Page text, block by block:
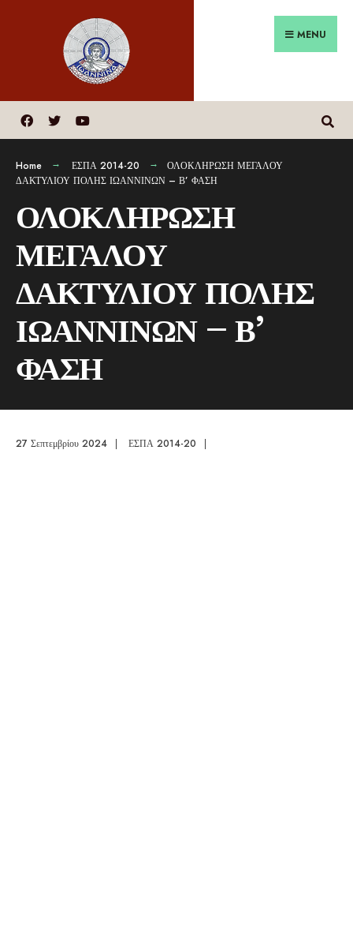
MENU
Home ΕΣΠΑ 2014-20
ΟΛΟΚΛΗΡΩΣΗ ΜΕΓΑΛΟΥ
ΔΑΚΤΥΛΙΟΥ ΠΟΛΗΣ ΙΩΑΝΝΙΝΩΝ – Β’ ΦΑΣΗ
ΟΛΟΚΛΗΡΩΣΗ
ΜΕΓΑΛΟΥ
ΔΑΚΤΥΛΙΟΥ ΠΟΛΗΣ
ΙΩΑΝΝΙΝΩΝ – Β’
ΦΑΣΗ
27 Σεπτεμβρίου 2024 | ΕΣΠΑ 2014-20 |